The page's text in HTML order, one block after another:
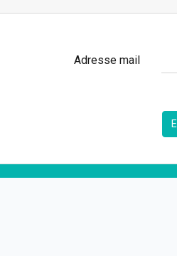
Adresse mail